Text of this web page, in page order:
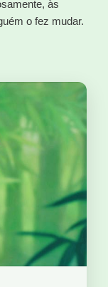
às
o fez mudar.